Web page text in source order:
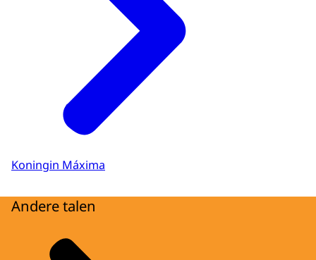
Koningin Máxima
Andere talen